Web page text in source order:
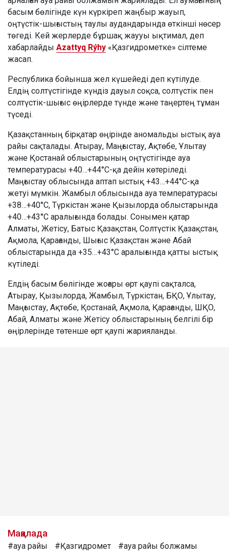
басым бөлігінде күн күркіреп жаңбыр жауып,
оңтүстік-шығыстың таулы аудандарында өткінші нөсер
төгеді. Кей жерлерде бұршақ жаууы ықтимал, деп
хабарлайды Azattyq Rýhy «Қазгидрометке» сілтеме
жасап.
Республика бойынша жел күшейеді деп күтілуде.
Елдің солтүстігінде күндіз дауыл соқса, солтүстік пен
солтүстік-шығыс өңірлерде түнде және таңертең тұман
түседі.
Қазақстанның бірқатар өңірінде аномальды ыстық ауа
райы сақталады. Атырау, Маңғыстау, Ақтөбе, Ұлытау
және Қостанай облыстарының оңтүстігінде ауа
температурасы +40…+44°C-қа дейін көтеріледі.
Маңғыстау облысында аптап ыстық +43…+44°C-қа
жетуі мүмкін. Жамбыл облысында ауа температурасы
+38…+40°C, Түркістан және Қызылорда облыстарында
+40…+43°C аралығында болады. Сонымен қатар
Алматы, Жетісу, Батыс Қазақстан, Солтүстік Қазақстан,
Ақмола, Қарағанды, Шығыс Қазақстан және Абай
облыстарында да +35…+43°C аралығында қатты ыстық
күтіледі.
Елдің басым бөлігінде жоғары өрт қаупі сақталса,
Атырау, Қызылорда, Жамбыл, Түркістан, БҚО, Ұлытау,
Маңғыстау, Ақтөбе, Қостанай, Ақмола, Қарағанды, ШҚО,
Абай, Алматы және Жетісу облыстарының белгілі бір
өңірлерінде төтенше өрт қаупі жарияланды.
Мақалада
#ауа райы #Қазгидромет #ауа райы болжамы